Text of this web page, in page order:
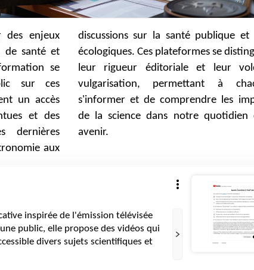
des enjeux
de santé et
se
sur ces
un accès
et des
dernières
aux
et les défis
par
de
de
et notre
avenir.
inspirée de l'émission télévisée
public, elle propose des vidéos qui
divers sujets scientifiques et